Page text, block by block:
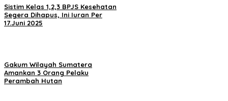
Sistim Kelas 1,2,3 BPJS Kesehatan
Segera Dihapus, Ini Iuran Per
17.Juni 2025
Gakum Wilayah Sumatera
Amankan 3 Orang Pelaku
Perambah Hutan